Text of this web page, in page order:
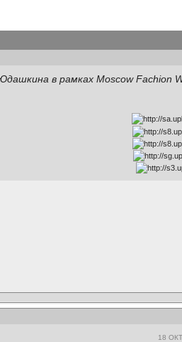
в рамках Moscow Fachion
18